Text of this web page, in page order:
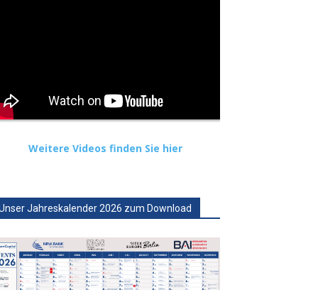
Weitere Videos finden Sie hier
Jahreskalender 2026 zum Download